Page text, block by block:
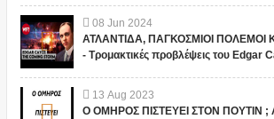
08 Jun 2024
ΑΤΛΑΝΤΙΔΑ, ΠΑΓΚΟΣΜΙΟΙ
- Τρομακτικές προβλέψεις του Edgar
13 Aug 2023
Ο ΟΜΗΡΟΣ ΠΙΣΤΕΥΕΙ ΣΤΟΝ ΠΟΥΤΙΝ